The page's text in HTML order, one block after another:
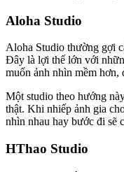
Aloha Studio
Aloha Studio thường gợi
Đây là lợi thế lớn với
muốn ảnh nhìn mềm hơn,
Một studio theo hướng
thật. Khi nhiếp ảnh gia
nhìn nhau hay bước đi sẽ
HThao Studio